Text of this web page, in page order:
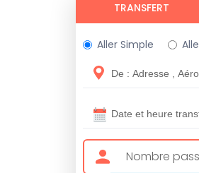
TRANSFERT
Aller Simple